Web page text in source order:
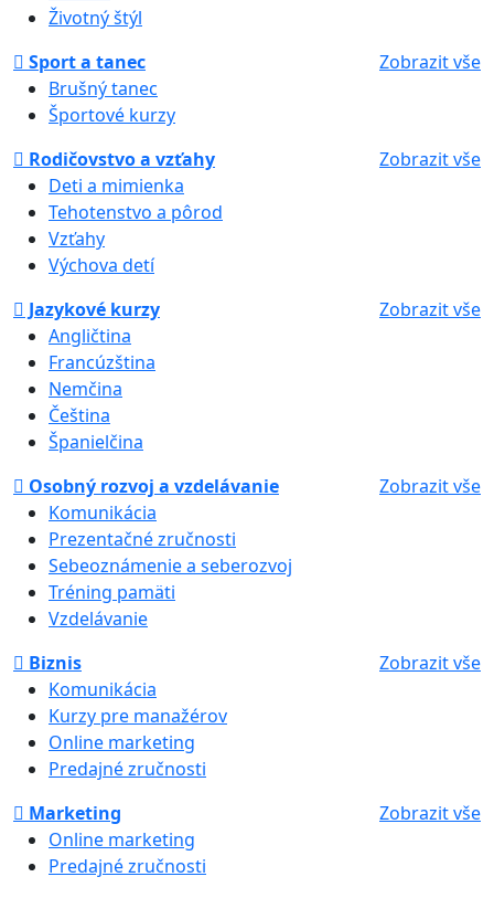
Životný štýl
Sport a tanec
Zobrazit vše
Brušný tanec
Športové kurzy
Rodičovstvo a vzťahy
Zobrazit vše
Deti a mimienka
Tehotenstvo a pôrod
Vzťahy
Výchova detí
Jazykové kurzy
Zobrazit vše
Angličtina
Francúzština
Nemčina
Čeština
Španielčina
Osobný rozvoj a vzdelávanie
Zobrazit vše
Komunikácia
Prezentačné zručnosti
Sebeoznámenie a seberozvoj
Tréning pamäti
Vzdelávanie
Biznis
Zobrazit vše
Komunikácia
Kurzy pre manažérov
Online marketing
Predajné zručnosti
Marketing
Zobrazit vše
Online marketing
Predajné zručnosti